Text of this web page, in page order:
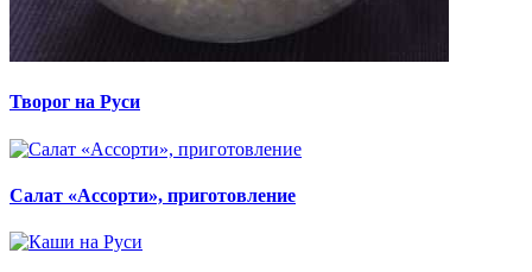
Творог на Руси
Салат «Ассорти», приготовление